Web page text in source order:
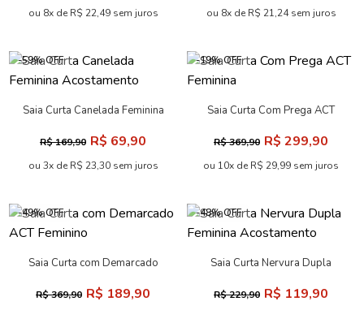
ou 8x de R$ 22,49 sem juros ou 8x de R$ 21,24 sem juros
-59% OFF
Saia Curta Canelada Feminina
R$ 169,90 R$ 69,90
ou 3x de R$ 23,30 sem juros
-19% OFF
Saia Curta Com Prega ACT
R$ 369,90 R$ 299,90
ou 10x de R$ 29,99 sem juros
-49% OFF
Saia Curta com Demarcado
R$ 369,90 R$ 189,90
-48% OFF
Saia Curta Nervura Dupla
R$ 229,90 R$ 119,90